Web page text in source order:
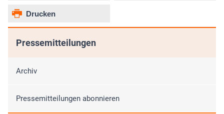
Drucken
Pressemitteilungen
Archiv
Pressemitteilungen abonnieren